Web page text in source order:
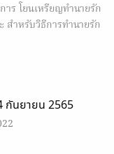
าร โยนเหรียญทำนายรัก
ำหรับวิธีการทำนายรัก
ตอบของเหรียญสาม
นได้เลยจ้า หัว…
กันยายน 2565